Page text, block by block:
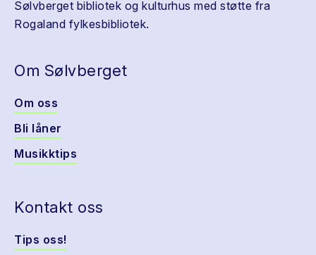
Sølvberget bibliotek og kulturhus med støtte fra
Rogaland fylkesbibliotek.
Om Sølvberget
Om oss
Bli låner
Musikktips
Kontakt oss
Tips oss!